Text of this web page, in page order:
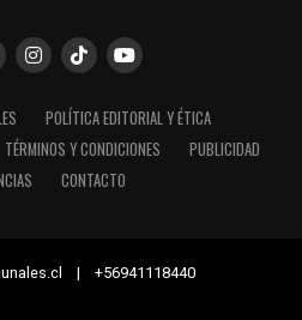
POLÍTICA EDITORIAL Y ÉTICA
TÉRMINOS Y CONDICIONES
PUBLICIDAD
CONTACTO
| +56941118440